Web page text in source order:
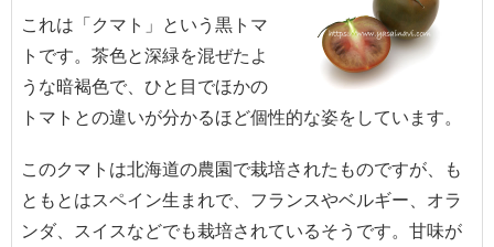
これは「クマト」という黒トマ
トです。茶色と深緑を混ぜたよ
うな暗褐色で、ひと目でほかの
トマトとの違いが分かるほど個性的な姿をしています。
このクマトは北海道の農園で栽培されたものですが、も
ともとはスペイン生まれで、フランスやベルギー、オラ
ンダ、スイスなどでも栽培されているそうです。甘味が